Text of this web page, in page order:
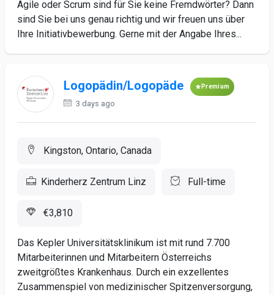
Agile oder Scrum sind für Sie keine Fremdwörter? Dann
sind Sie bei uns genau richtig und wir freuen uns über
Ihre Initiativbewerbung. Gerne mit der Angabe Ihres...
Logopädin/Logopäde Premium
3 days ago
Kingston, Ontario, Canada
Kinderherz Zentrum Linz Full-time
€3,810
Das Kepler Universitätsklinikum ist mit rund 7.700
Mitarbeiterinnen und Mitarbeitern Österreichs
zweitgrößtes Krankenhaus. Durch ein exzellentes
Zusammenspiel von medizinischer Spitzenversorgung,